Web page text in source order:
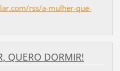
rss/a-mulher-que-
QUERO DORMIR!